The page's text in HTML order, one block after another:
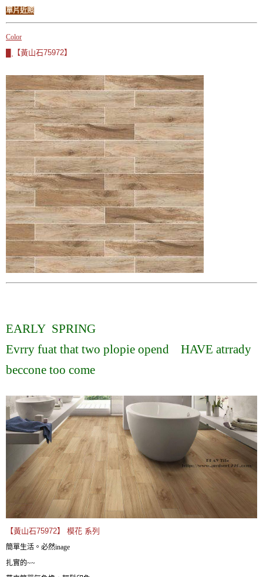
單片近照
Color
【黃山石75972】
EARLY SPRING
Evrry fuat that two plopie opend HAVE atrrady
beccone too come
【黃山石75972】 模花 系列
簡單生活。必然inage
扎實的~~